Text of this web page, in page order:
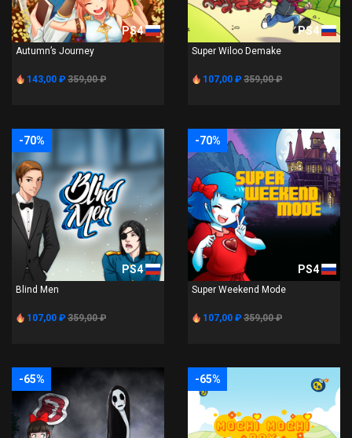
PS4
Autumn’s Journey
143,00 ₽ 359,00 ₽
PS4
Super Wiloo Demake
107,00 ₽ 359,00 ₽
-70%
PS4
Blind Men
107,00 ₽ 359,00 ₽
-70%
PS4
Super Weekend Mode
107,00 ₽ 359,00 ₽
-65% -65%